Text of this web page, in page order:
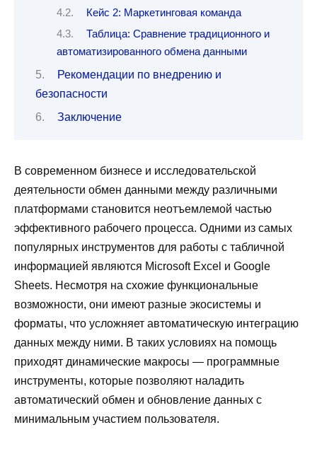
Кейс 2: Маркетинговая команда
Таблица: Сравнение традиционного и
автоматизированного обмена данными
Рекомендации по внедрению и
безопасности
Заключение
В современном бизнесе и исследовательской
деятельности обмен данными между различными
платформами становится неотъемлемой частью
эффективного рабочего процесса. Одними из самых
популярных инструментов для работы с табличной
информацией являются Microsoft Excel и Google
Sheets. Несмотря на схожие функциональные
возможности, они имеют разные экосистемы и
форматы, что усложняет автоматическую интеграцию
данных между ними. В таких условиях на помощь
приходят динамические макросы — программные
инструменты, которые позволяют наладить
автоматический обмен и обновление данных с
минимальным участием пользователя.